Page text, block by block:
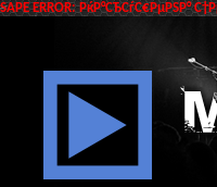
SAPE ERROR: РќР°СЂСѓС€РµРЅР°